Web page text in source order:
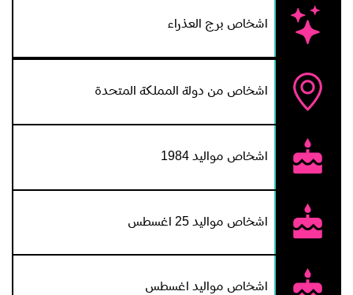
اشخاص برج العذراء
اشخاص من دولة المملكة المتحدة
اشخاص مواليد 1984
اشخاص مواليد 25 اغسطس
اشخاص مواليد اغسطس